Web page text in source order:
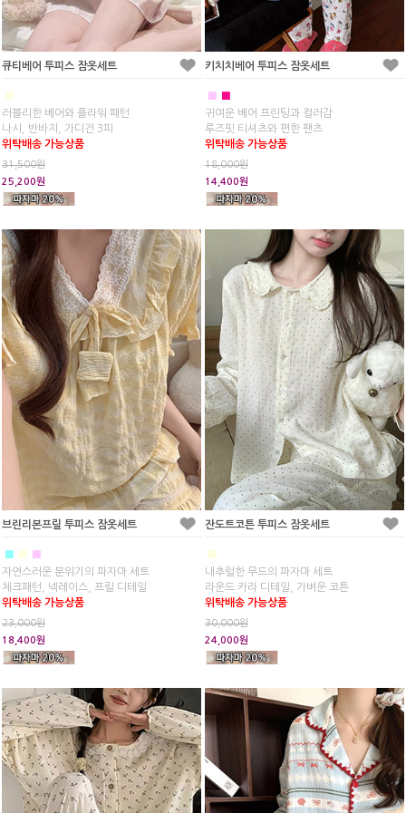
큐티베어 투피스 잠옷세트
러블리한 베어와 플라워 패턴
나시, 반바지, 가디건 3피
위탁배송 가능상품
31,500원
25,200원
키치치베어 투피스 잠옷세트
■
귀여운 베어 프린팅과 컬러감
루즈핏 티셔츠와 편한 팬츠
위탁배송 가능상품
18,000원
14,400원
브린리본프릴 투피스 잠옷세트
■ ■ ■
자연스러운 분위기의 파자마 세트
체크패턴, 넥레이스, 프릴 디테일
위탁배송 가능상품
23,000원
18,400원
잔도트코튼 투피스 잠옷세트
■
내추럴한 무드의 파자마 세트
라운드 카라 디테일, 가벼운 코튼
위탁배송 가능상품
30,000원
24,000원